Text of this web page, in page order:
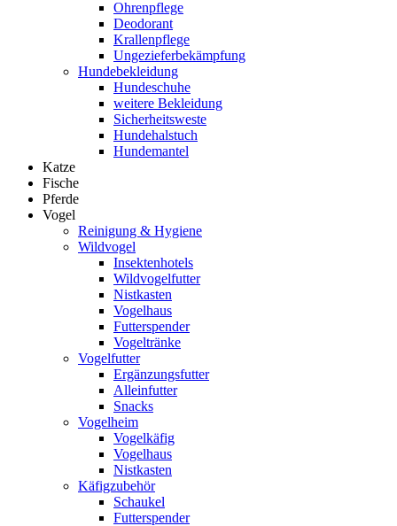
Ohrenpflege
Deodorant
Krallenpflege
Ungezieferbekämpfung
Hundebekleidung
Hundeschuhe
weitere Bekleidung
Sicherheitsweste
Hundehalstuch
Hundemantel
Katze
Fische
Pferde
Vogel
Reinigung & Hygiene
Wildvogel
Insektenhotels
Wildvogelfutter
Nistkasten
Vogelhaus
Futterspender
Vogeltränke
Vogelfutter
Ergänzungsfutter
Alleinfutter
Snacks
Vogelheim
Vogelkäfig
Vogelhaus
Nistkasten
Käfigzubehör
Schaukel
Futterspender